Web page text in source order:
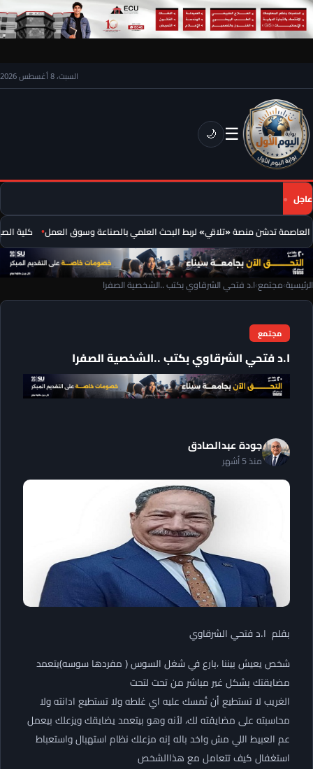
السبت، 8 أغسطس 2026
☰
🌙
عاجل
تدشن منصة «تلاقي» لربط البحث العلمي بالصناعة وسوق العمل كلية
الرئيسية›مجتمع›ا.د فتحي الشرقاوي بكتب ..الشخصية الصفرا
مجتمع
ا.د فتحي الشرقاوي بكتب ..الشخصية الصفرا
جودة عبدالصادق
منذ 5 أشهر
بقلم ا.د فتحي الشرقاوي
شخص يعيش بيننا ،بارع في شغل السوس ( مفردها سوسه)يتعمد
مضايقتك بشكل غير مباشر من تحت لتحت
الغريب لا تستطيع أن تُمسك عليه اي غلطه ولا تستطيع ادانته ولا
محاسبته على مضايقته لك، لأنه وهو بيتعمد يضايقك ويزعلك بيعمل
عم العبيط اللي مش واخد باله إنه مزعلك نظام استهبال واستعباط
استغفال كيف تتعامل مع هذاالشخص